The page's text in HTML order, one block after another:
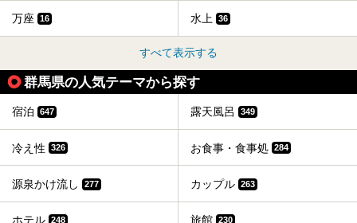
万座 16 水上 36
すべて表示する
群馬県の人気テーマから探す
宿泊 647 露天風呂 349
冷え性 326 お食事・食事処 284
源泉かけ流し 277 カップル 263
ホテル 248 旅館 230